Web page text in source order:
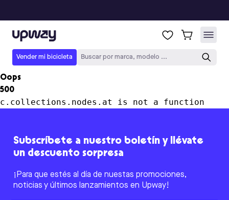
Upway
Vender mi bicicleta Buscar por marca, modelo ...
Oops
500
c.collections.nodes.at is not a function
Subscríbete a nuestro boletín y llévate
un descuento sorpresa
¡Para que estés al día de nuestas promociones,
noticias y últimos lanzamientos en Upway!